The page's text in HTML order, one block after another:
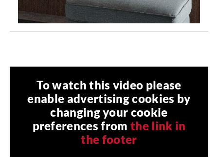
To watch this video please
enable advertising cookies by
changing your cookie
preferences from the link in
the footer